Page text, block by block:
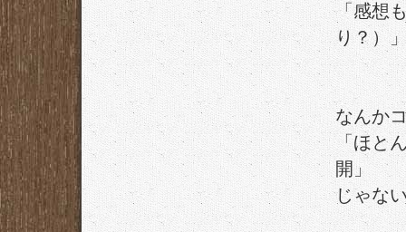
「感想
り？）
なんか
「ほと
開」
じゃな